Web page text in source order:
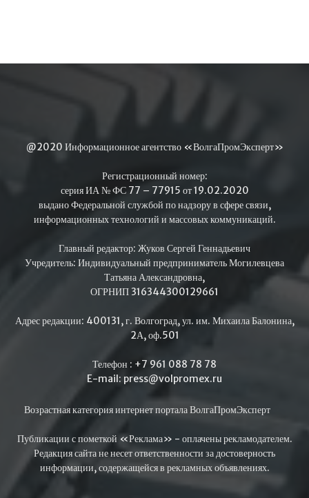
@2020 Информационное агентство «ВолгаПромЭксперт»
Регистрационный номер:
серия ИА № ФС 77 – 77915 от 19.02.2020
выдано Федеральной службой по надзору в сфере связи,
информационных технологий и массовых коммуникаций.
Главный редактор: Жуков Сергей Геннадьевич
Учредитель: Индивидуальный предприниматель Могилевцева
Татьяна Александровна,
ОГРНИП 316344300129661
Адрес редакции: 400131, г. Волгоград, ул. им. Михаила Балонина,
2А, оф.501
Телефон : +7 961 088 78 78
E-mail: press@volpromex.ru
Возрастная категория интернет портала ВолгаПромЭксперт
Публикации с пометкой «Реклама» - оплачены рекламодателем.
Редакция сайта не несет ответственности за достоверность
информации, содержащейся в рекламных объявлениях.